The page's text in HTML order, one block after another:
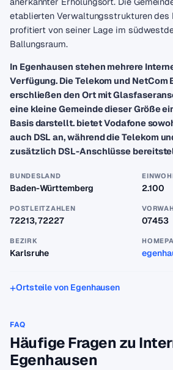
etablierten Verwaltungsstrukturen des
profitiert von seiner Lage im
Ballungsraum.
In Egenhausen stehen mehrere
Verfügung. Die Telekom und NetCom
erschließen den Ort mit
eine kleine Gemeinde dieser Größe
Basis darstellt. bietet Vodafone
auch DSL an, während die Telekom
zusätzlich DSL-Anschlüsse
BUNDESLAND
Baden-Württemberg 2.100
POSTLEITZAHLEN
72213, 72227 07453
BEZIRK
Karlsruhe
Ortsteile von Egenhausen
FAQ
Häufige Fragen zu
Egenhausen